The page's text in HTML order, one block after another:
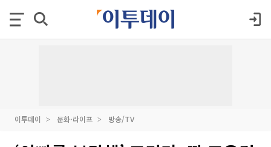
이투데이 문화·라이프 방송/TV